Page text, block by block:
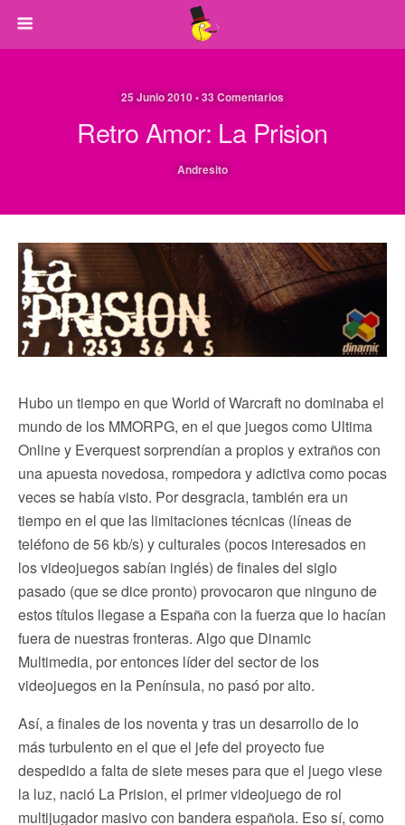
25 Junio 2010 • 33 Comentarios
Retro Amor: La Prision
Andresito
Hubo un tiempo en que World of Warcraft no dominaba el
mundo de los MMORPG, en el que juegos como Ultima
Online y Everquest sorprendían a propios y extraños con
una apuesta novedosa, rompedora y adictiva como pocas
veces se había visto. Por desgracia, también era un
tiempo en el que las limitaciones técnicas (líneas de
teléfono de 56 kb/s) y culturales (pocos interesados en
los videojuegos sabían inglés) de finales del siglo
pasado (que se dice pronto) provocaron que ninguno de
estos títulos llegase a España con la fuerza que lo hacían
fuera de nuestras fronteras. Algo que Dinamic
Multimedia, por entonces líder del sector de los
videojuegos en la Península, no pasó por alto.
Así, a finales de los noventa y tras un desarrollo de lo
más turbulento en el que el jefe del proyecto fue
despedido a falta de siete meses para que el juego viese
la luz, nació La Prision, el primer videojuego de rol
multijugador masivo con bandera española. Eso sí, como